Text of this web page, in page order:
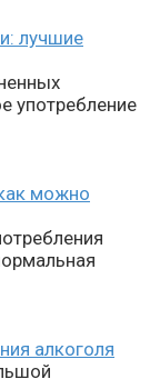
лучшие
употребление
можно
алкоголя